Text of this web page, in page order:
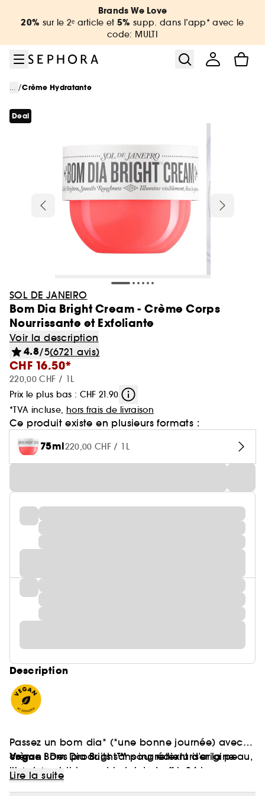
Aller au contenu principal
Aller au pied de pageBrands We Love
20% sur le 2ᵉ article et 5% supp. dans l’app* avec le
code: MULTI
... /Crème Hydratante
Deal
SOL DE JANEIRO
Bom Dia Bright Cream - Crème Corps
Nourrissante et Exfoliante
Voir la description
4.8/5(6721 avis)
CHF 16.50*
220,00 CHF / 1L
Prix le plus bas : CHF 21.90
*TVA incluse, hors frais de livraison
Ce produit existe en plusieurs formats :
75ml220,00 CHF / 1L
Description
Passez un bom dia* (*une bonne journée) avec la
crème Bom Dia Bright™ pour retexturiser la peau,
illuminer visiblement le teint et offrir 24 heures
Vegan :Des produits sans ingrédient d’origine
animale.
Lire la suite